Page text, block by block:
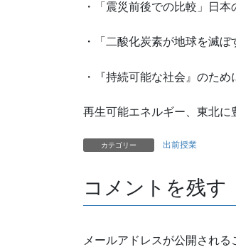
・「震災前後での比較」日
・「二酸化炭素が地球を滅
・『持続可能な社会』のため
再生可能エネルギー、東北に
カテゴリー 出前授業
コメントを残す
メールアドレスが公開される